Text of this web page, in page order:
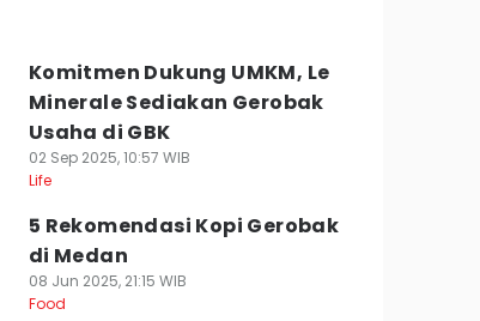
Komitmen Dukung UMKM, Le
Minerale Sediakan Gerobak
Usaha di GBK
02 Sep 2025, 10:57 WIB
Life
5 Rekomendasi Kopi Gerobak
di Medan
08 Jun 2025, 21:15 WIB
Food